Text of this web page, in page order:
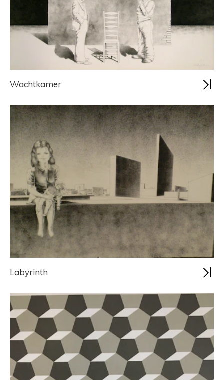
Wachtkamer
Labyrinth